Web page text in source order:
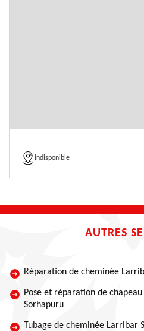
indisponible
AUTRES
Réparation de cheminée
Pose et réparation de
Sorhapuru
Tubage de cheminée Larribar